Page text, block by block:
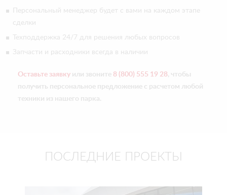
Персональный менеджер будет с вами на каждом этапе
сделки
Техподдержка 24/7 для решения любых вопросов
Запчасти и расходники всегда в наличии
Оставьте заявку или звоните 8 (800) 555 19 28, чтобы
получить персональное предложение с расчетом любой
техники из нашего парка.
ПОСЛЕДНИЕ ПРОЕКТЫ